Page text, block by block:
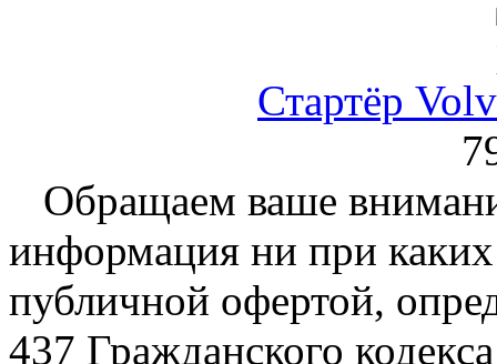
Стартёр
Обращаем ваше
информация ни при каких
публичной офертой,
437 Гражданского